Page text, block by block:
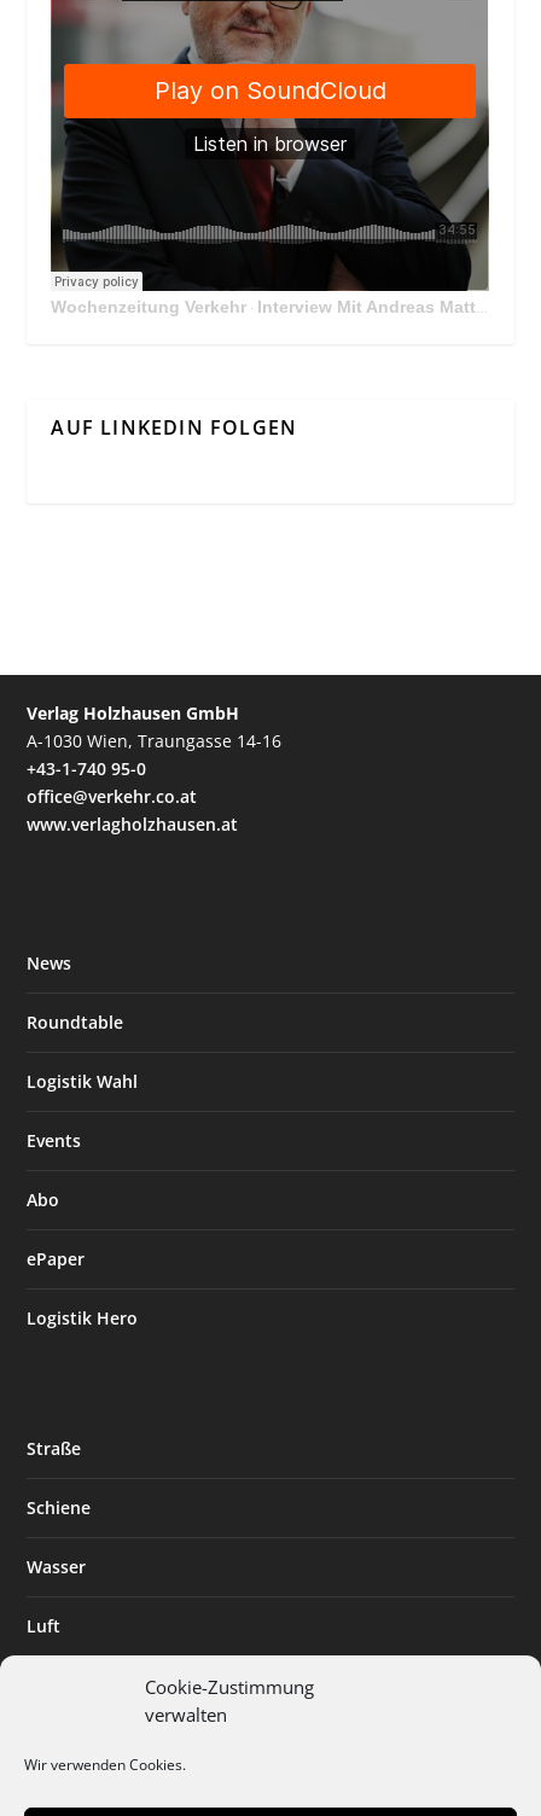
Cookie-Zustimmung
verwalten
Wir verwenden Cookies.
Wochenzeitung Verkehr · Interview Mit Andreas Matthä, CEO der ÖBB Holding
AUF LINKEDIN FOLGEN
Verlag Holzhausen GmbH
A-1030 Wien, Traungasse 14-16
+43-1-740 95-0
office@verkehr.co.at
www.verlagholzhausen.at
News
Roundtable
Logistik Wahl
Events
Abo
ePaper
Logistik Hero
Straße
Schiene
Wasser
Luft
Digitalisierung